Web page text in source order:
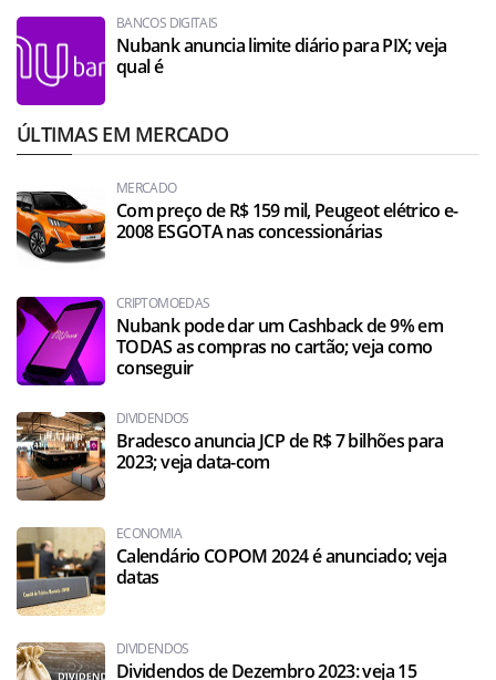
BANCOS DIGITAIS
Nubank anuncia limite diário para PIX; veja
qual é
ÚLTIMAS EM MERCADO
MERCADO
Com preço de R$ 159 mil, Peugeot elétrico e-
2008 ESGOTA nas concessionárias
CRIPTOMOEDAS
Nubank pode dar um Cashback de 9% em
TODAS as compras no cartão; veja como
conseguir
DIVIDENDOS
Bradesco anuncia JCP de R$ 7 bilhões para
2023; veja data-com
ECONOMIA
Calendário COPOM 2024 é anunciado; veja
datas
DIVIDENDOS
Dividendos de Dezembro 2023: veja 15